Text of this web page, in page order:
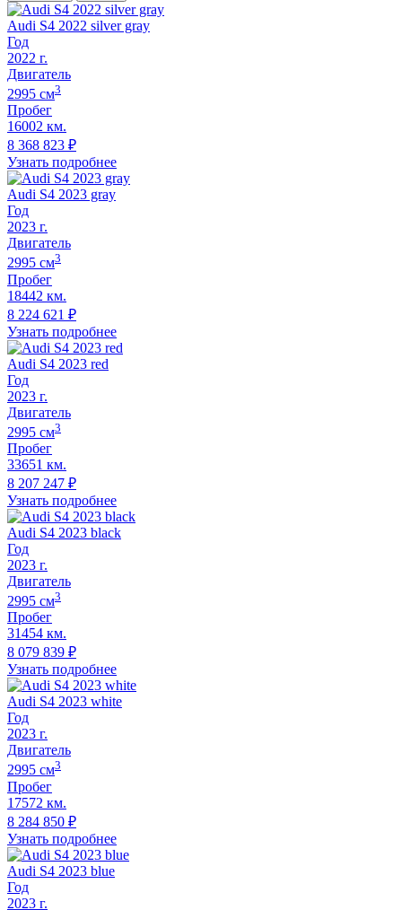
Audi S4 2022 silver gray
Год
2022 г.
Двигатель
2995 cм3
Пробег
16002 км.
8 368 823 ₽
Узнать подробнее
Audi S4 2023 gray
Год
2023 г.
Двигатель
2995 cм3
Пробег
18442 км.
8 224 621 ₽
Узнать подробнее
Audi S4 2023 red
Год
2023 г.
Двигатель
2995 cм3
Пробег
33651 км.
8 207 247 ₽
Узнать подробнее
Audi S4 2023 black
Год
2023 г.
Двигатель
2995 cм3
Пробег
31454 км.
8 079 839 ₽
Узнать подробнее
Audi S4 2023 white
Год
2023 г.
Двигатель
2995 cм3
Пробег
17572 км.
8 284 850 ₽
Узнать подробнее
Audi S4 2023 blue
Год
2023 г.